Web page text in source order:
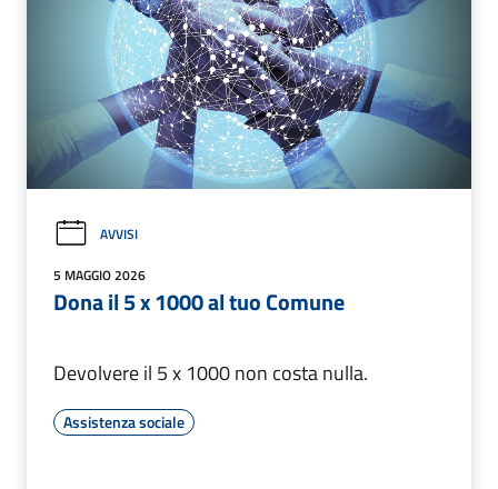
AVVISI
5 MAGGIO 2026
Dona il 5 x 1000 al tuo Comune
Devolvere il 5 x 1000 non costa nulla.
Assistenza sociale